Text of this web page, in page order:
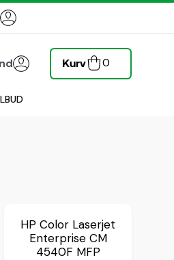
Kurv 0
HP Color Laserjet
Enterprise CM
4540F MFP